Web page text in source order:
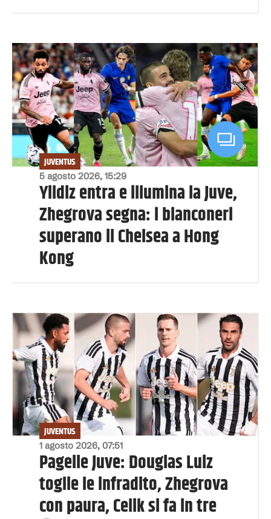
5 agosto 2026, 15:29
JUVENTUS
Yildiz entra e illumina la Juve,
Zhegrova segna: i bianconeri
superano il Chelsea a Hong
Kong
1 agosto 2026, 07:51
JUVENTUS
Pagelle Juve: Douglas Luiz
toglie le infradito, Zhegrova
con paura, Celik si fa in tre